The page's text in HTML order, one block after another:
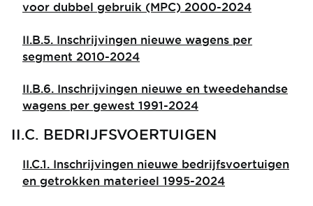
voor dubbel gebruik (MPC) 2000-2024
II.B.5. Inschrijvingen nieuwe wagens per
segment 2010-2024
II.B.6. Inschrijvingen nieuwe en tweedehandse
wagens per gewest 1991-2024
II.C. BEDRIJFSVOERTUIGEN
II.C.1. Inschrijvingen nieuwe bedrijfsvoertuigen
en getrokken materieel 1995-2024